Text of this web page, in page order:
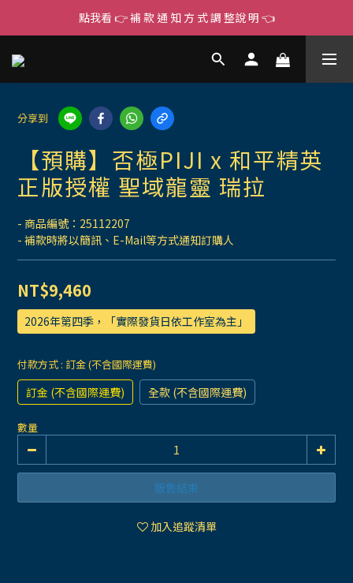
點我看 👉 補 款 通 知 方 式 調 整說 明 👈
分享到
【預購】否極PIJI x 和平精英
正版授權 聖域龍靈 瑞拉
- 商品編號：25112207
- 補款時將以簡訊、E-Mail等方式通知訂購人
NT$9,460
2026年第四季，「實際發貨日依工作室為主」
付款方式 : 訂金 (不含國際運費)
訂金 (不含國際運費) 全款 (不含國際運費)
數量
販售結束
加入追蹤清單